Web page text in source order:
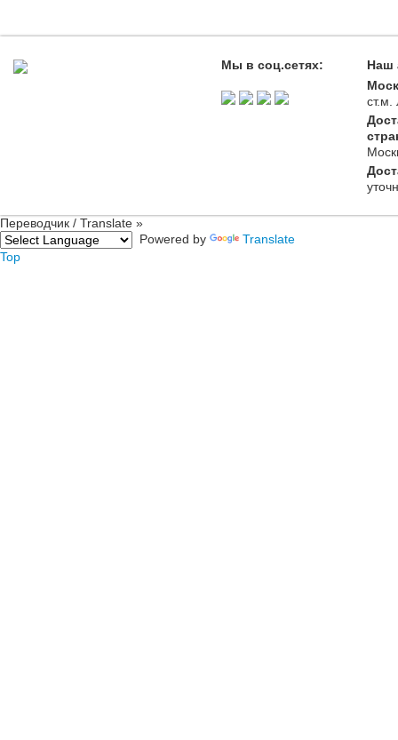
Мы в соц.сетях:
Наш
ст.м.
Переводчик / Translate »
Powered by
Translate
Top